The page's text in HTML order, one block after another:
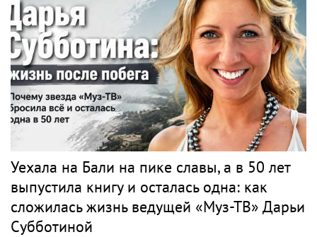
Уехала на Бали на пике славы, а в 50 лет
выпустила книгу и осталась одна: как
сложилась жизнь ведущей «Муз-ТВ» Дарьи
Субботиной